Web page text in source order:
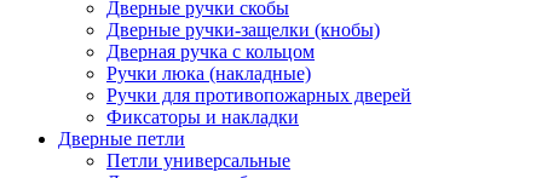
Дверные ручки скобы
Дверные ручки-защелки (кнобы)
Дверная ручка с кольцом
Ручки люка (накладные)
Ручки для противопожарных дверей
Фиксаторы и накладки
Дверные петли
Петли универсальные